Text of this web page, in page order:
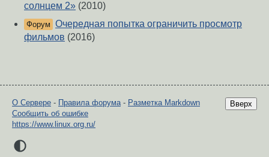
солнцем 2» (2010)
Форум Очередная попытка ограничить просмотр
фильмов (2016)
Вверх
О Сервере - Правила форума- Разметка Markdown
Сообщить об ошибке
https://www.linux.org.ru/